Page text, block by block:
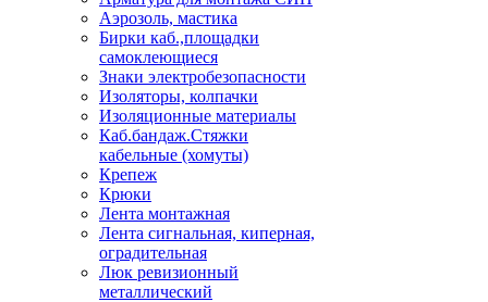
Аэрозоль, мастика
Бирки каб.,площадки
самоклеющиеся
Знаки электробезопасности
Изоляторы, колпачки
Изоляционные материалы
Каб.бандаж.Стяжки
кабельные (хомуты)
Крепеж
Крюки
Лента монтажная
Лента сигнальная, киперная,
оградительная
Люк ревизионный
металлический